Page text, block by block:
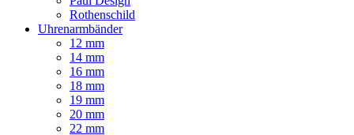
Rothenschild
Uhrenarmbänder
12 mm
14 mm
16 mm
18 mm
19 mm
20 mm
22 mm